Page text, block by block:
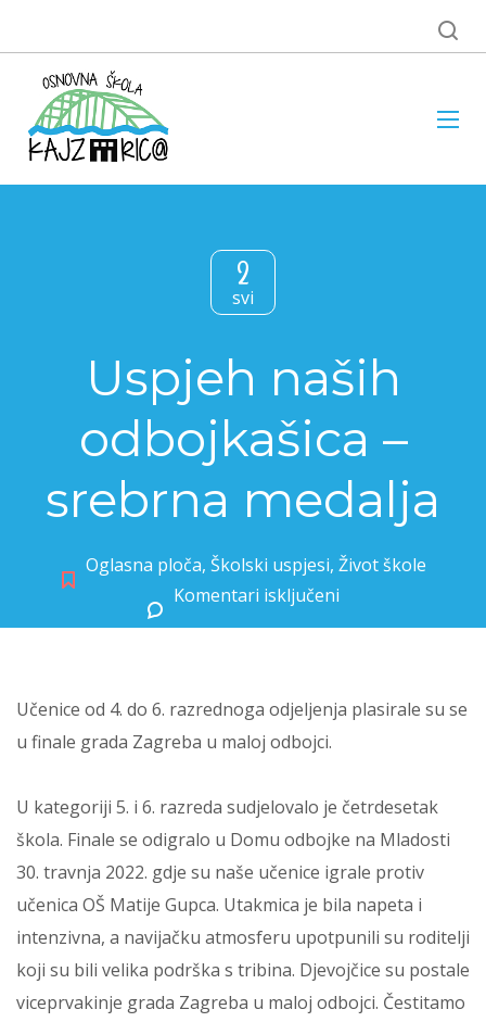
2
svi
Uspjeh naših
odbojkašica –
srebrna medalja
Oglasna ploča, Školski uspjesi, Život škole
Komentari isključeni
Učenice od 4. do 6. razrednoga odjeljenja plasirale su se
u finale grada Zagreba u maloj odbojci.
U kategoriji 5. i 6. razreda sudjelovalo je četrdesetak
škola. Finale se odigralo u Domu odbojke na Mladosti
30. travnja 2022. gdje su naše učenice igrale protiv
učenica OŠ Matije Gupca. Utakmica je bila napeta i
intenzivna, a navijačku atmosferu upotpunili su roditelji
koji su bili velika podrška s tribina. Djevojčice su postale
viceprvakinje grada Zagreba u maloj odbojci. Čestitamo